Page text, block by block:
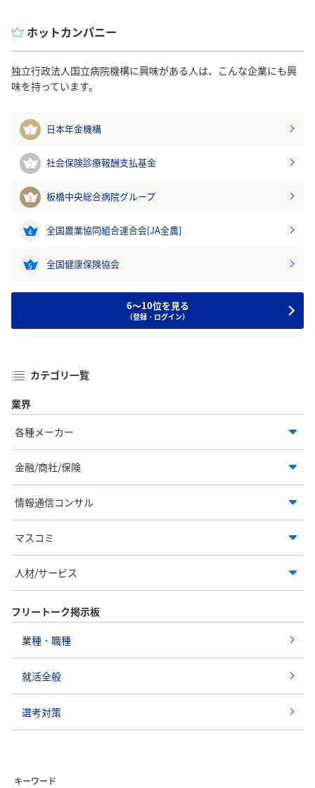
ホットカンパニー
独立行政法人国立病院機構に興味がある人は、こんな企業にも興
味を持っています。
1 日本年金機構
2 社会保険診療報酬支払基金
3 板橋中央総合病院グループ
4 全国農業協同組合連合会[JA全農]
5 全国健康保険協会
6～10位を見る
（登録・ログイン）
カテゴリ一覧
業界
各種メーカー
金融/商社/保険
情報通信コンサル
マスコミ
人材/サービス
フリートーク掲示板
業種・職種
就活全般
選考対策
キーワード